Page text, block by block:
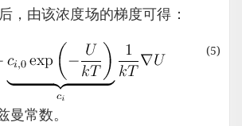
，由该浓度场的梯度可得：
(5)
曼常数。